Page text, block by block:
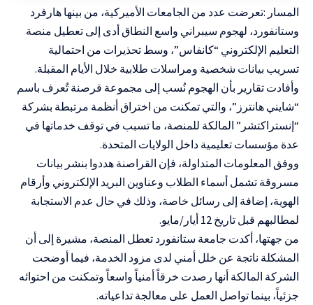
المسار :تعرضت عدد من الجامعات الأميركية، من بينها هارفرد
وستانفورد، لهجوم سيبراني واسع النطاق أدى إلى تعطيل منصة
التعليم الإلكتروني “كانفاس”، وسط تحذيرات من احتمالية
تسريب بيانات شخصية ومراسلات طلابية خلال الأيام المقبلة.
وأفادت تقارير بأن الهجوم نُسب إلى مجموعة قرصنة تُعرف باسم
“شايني هانترز”، والتي تمكنت من اختراق أنظمة مرتبطة بشركة
“إنستراكتشر” المالكة للمنصة، ما تسبب في توقف خدماتها في
عدة مؤسسات تعليمية داخل الولايات المتحدة.
ووفق المعلومات المتداولة، فإن القراصنة هددوا بنشر بيانات
مسروقة تشمل أسماء الطلاب وعناوين البريد الإلكتروني وأرقام
الهوية، إضافة إلى رسائل خاصة، وذلك في حال عدم الاستجابة
لمطالبهم قبل تاريخ 12 أيار/مايو.
من جهتها، أكدت جامعة ستانفورد تعطل المنصة، مشيرة إلى أن
المشكلة ناتجة عن خلل أمني لدى مزود الخدمة، فيما أوضحت
الشركة المالكة أنها رصدت خرقاً أمنياً واسعاً وتمكنت من احتوائه
جزئياً، بينما تواصل العمل على معالجة تداعياته.